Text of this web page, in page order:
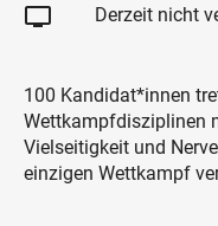
tv Derzeit nicht
100 Kandidat*innen
Wettkampfdisziplinen
Vielseitigkeit und
einzigen Wettkampf